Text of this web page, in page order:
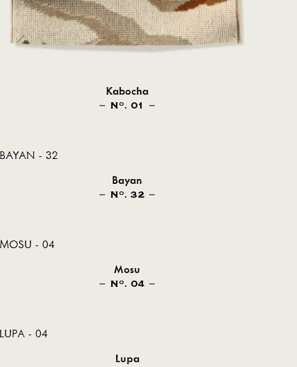
Kabocha
NO . 01
Bayan
NO . 32
Mosu
NO . 04
Lupa